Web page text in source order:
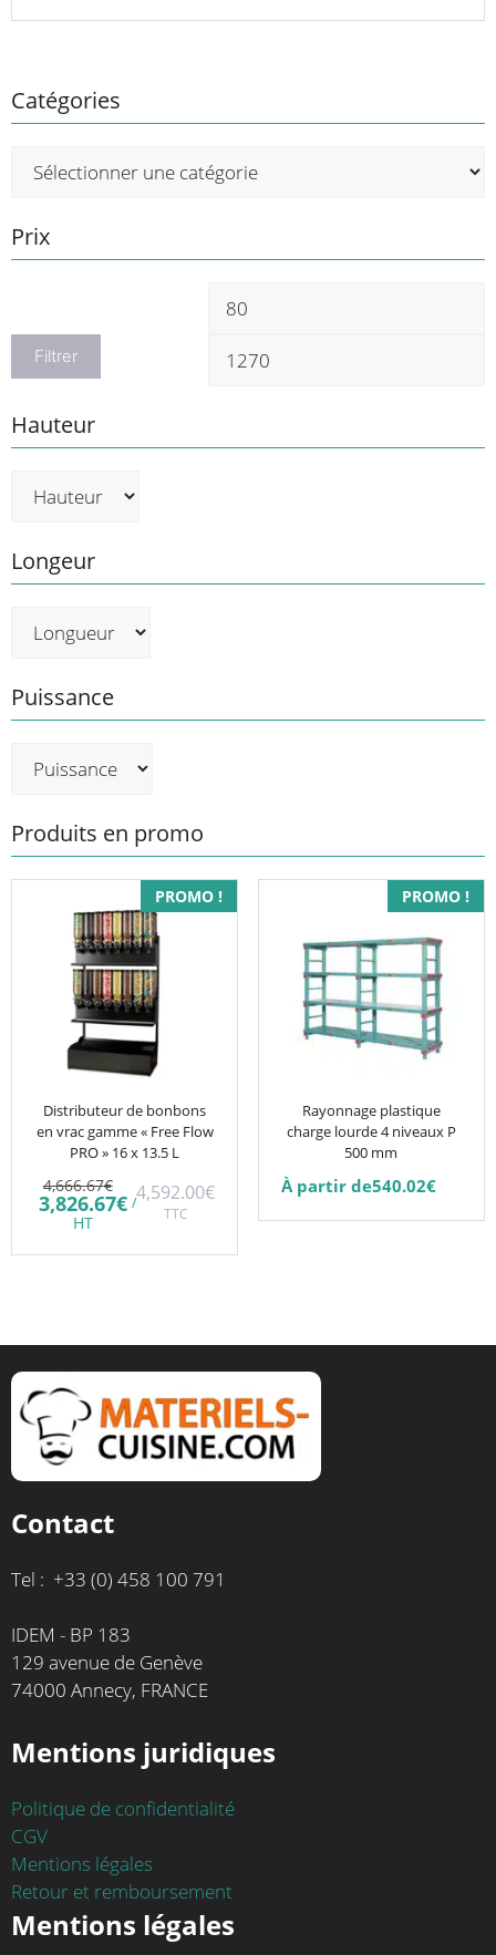
Catégories
Prix
Prix
Filtrer
Hauteur
Longeur
Puissance
Produits en promo
PROMO !
Distributeur de bonbons
en vrac gamme « Free Flow
PRO » 16 x 13.5 L
4,666.67€ Le
prix
initial
4,666.67€.
3,826.67€Le
est :
HT
/4,592.00€
TTC
PROMO !
Rayonnage plastique
charge lourde 4 niveaux P
500 mm
À partir de540.02€
plusieurs
variations.
choisies
page
Contact
Tel : +33 (0) 458 100 791
IDEM - BP 183
129 avenue de Genève
74000 Annecy, FRANCE
Mentions juridiques
Politique de confidentialité
CGV
Mentions légales
Retour et remboursement
Mentions légales